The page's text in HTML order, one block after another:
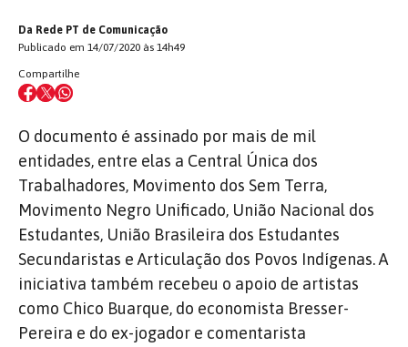
Da Rede PT de Comunicação
Publicado em 14/07/2020 às 14h49
Compartilhe
O documento é assinado por mais de mil
entidades, entre elas a Central Única dos
Trabalhadores, Movimento dos Sem Terra,
Movimento Negro Unificado, União Nacional dos
Estudantes, União Brasileira dos Estudantes
Secundaristas e Articulação dos Povos Indígenas. A
iniciativa também recebeu o apoio de artistas
como Chico Buarque, do economista Bresser-
Pereira e do ex-jogador e comentarista